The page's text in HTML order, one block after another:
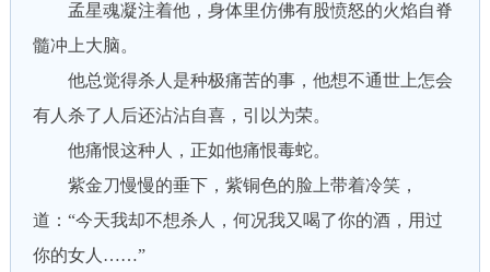
孟星魂凝注着他，身体里仿佛有股愤怒的火焰自脊
髓冲上大脑。
他总觉得杀人是种极痛苦的事，他想不通世上怎会
有人杀了人后还沾沾自喜，引以为荣。
他痛恨这种人，正如他痛恨毒蛇。
紫金刀慢慢的垂下，紫铜色的脸上带着冷笑，
道：“今天我却不想杀人，何况我又喝了你的酒，用过
你的女人……”